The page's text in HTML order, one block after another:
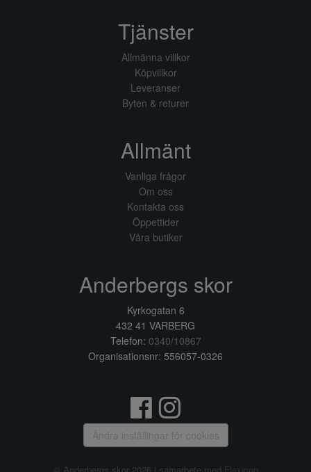
Tjänster
Allmänna villkor
Köpvillkor
Leveranser
Byten & returer
Allmänt
Vanliga frågor
Om oss
Kontakta oss
Öppettider
Våra butiker
Anderbergs skor
Kyrkogatan 6
432 41 VARBERG
Telefon: 0340/10867
Organisationsnr: 556057-0326
Ändra inställingar för cookies